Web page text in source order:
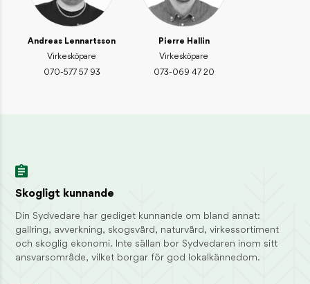
01046-380 00
information@sydved.se
Besöksadress
Barnarpsgatan 39F, 553 33 Jönköping
Fakturaadress
Styrelsens säte
Andreas Lennartsson
Virkesköpare
070-577 57 93
Pierre Hallin
Virkesköpare
073-069 47 20
Skogligt kunnande
Din Sydvedare har gediget kunnande om bland annat:
gallring, avverkning, skogsvård, naturvård, virkessortiment
och skoglig ekonomi. Inte sällan bor Sydvedaren inom sitt
ansvarsområde, vilket borgar för god lokalkännedom.